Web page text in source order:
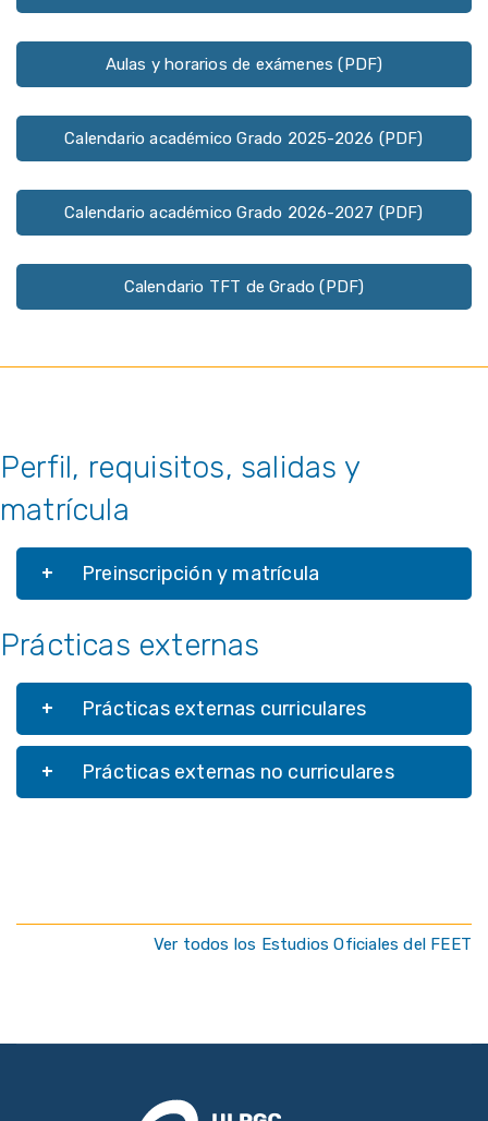
Aulas y horarios de exámenes (PDF)
Calendario académico Grado 2025-2026 (PDF)
Calendario académico Grado 2026-2027 (PDF)
Calendario TFT de Grado (PDF)
Perfil, requisitos, salidas y
matrícula
Preinscripción y matrícula
Prácticas externas
Prácticas externas curriculares
Prácticas externas no curriculares
Ver todos los Estudios Oficiales del FEET